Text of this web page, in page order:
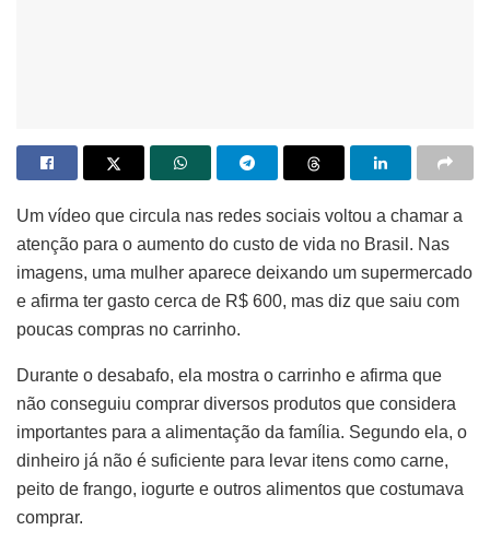
Um vídeo que circula nas redes sociais voltou a chamar a
atenção para o aumento do custo de vida no Brasil. Nas
imagens, uma mulher aparece deixando um supermercado
e afirma ter gasto cerca de R$ 600, mas diz que saiu com
poucas compras no carrinho.
Durante o desabafo, ela mostra o carrinho e afirma que
não conseguiu comprar diversos produtos que considera
importantes para a alimentação da família. Segundo ela, o
dinheiro já não é suficiente para levar itens como carne,
peito de frango, iogurte e outros alimentos que costumava
comprar.